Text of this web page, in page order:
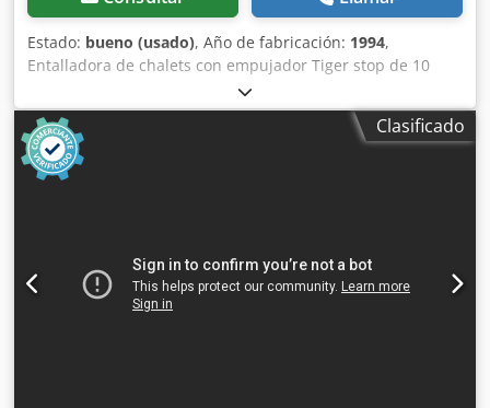
Estado: bueno (usado), Año de fabricación: 1994,
Entalladora de chalets con empujador Tiger stop de 10
metros, equipada con: 1 grupo de fresado horizontal
superior, 1 grupo de fresado horizontal inferior, 1 grupo
de fresado frontal/trasero, 1 grupo de taladrado horizontal
de diámetro 16 mm, 1 tope automático Tiger stop de 10
metros, año: 2001, longitud útil de trabajo: 9,20 m.
Clasificado